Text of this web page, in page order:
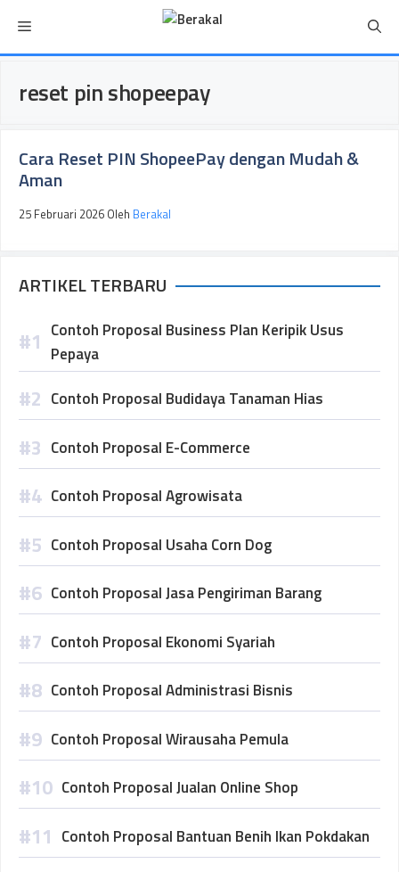
isi
Menu
reset pin shopeepay
Cara Reset PIN ShopeePay dengan Mudah &
Aman
25 Februari 2026 Oleh Berakal
ARTIKEL TERBARU
Contoh Proposal Business Plan Keripik Usus
Pepaya
Contoh Proposal Budidaya Tanaman Hias
Contoh Proposal E-Commerce
Contoh Proposal Agrowisata
Contoh Proposal Usaha Corn Dog
Contoh Proposal Jasa Pengiriman Barang
Contoh Proposal Ekonomi Syariah
Contoh Proposal Administrasi Bisnis
Contoh Proposal Wirausaha Pemula
Contoh Proposal Jualan Online Shop
Contoh Proposal Bantuan Benih Ikan Pokdakan